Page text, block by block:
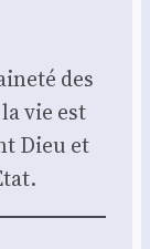
des
vie est
Dieu et